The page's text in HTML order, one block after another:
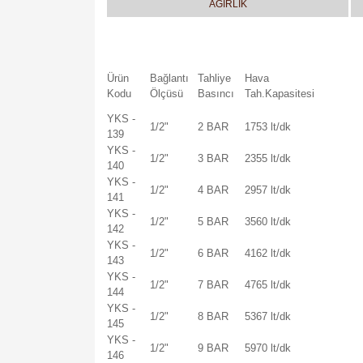
AĞIRLIK
Ürün
Kodu
Bağlantı
Ölçüsü
Tahliye
Basıncı
Hava
Tah.Kapasitesi
YKS -
139
1/2" 2 BAR
1753 lt/dk
YKS -
140
1/2" 3 BAR
2355 lt/dk
YKS -
141
1/2" 4 BAR
2957 lt/dk
YKS -
142
1/2" 5 BAR
3560 lt/dk
YKS -
143
1/2" 6 BAR
4162 lt/dk
YKS -
144
1/2" 7 BAR
4765 lt/dk
YKS -
145
1/2" 8 BAR
5367 lt/dk
YKS -
146
1/2" 9 BAR
5970 lt/dk